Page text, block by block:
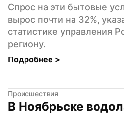
Спрос на эти бытовые
вырос почти на 32%,
статистике управления
региону.
Подробнее >
Происшествия
В Ноябрьске